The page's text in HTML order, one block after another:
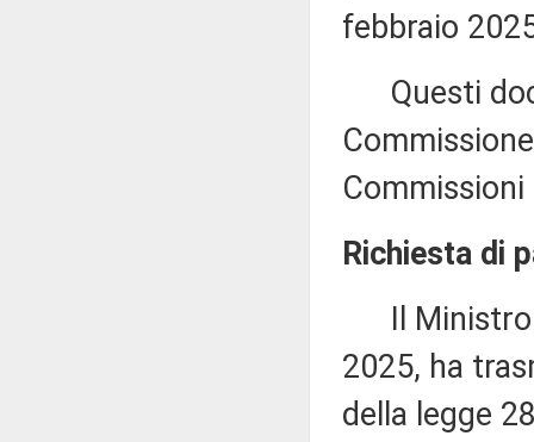
febbraio
Questi
Richiesta di
Il Ministro
2025, ha
della legge